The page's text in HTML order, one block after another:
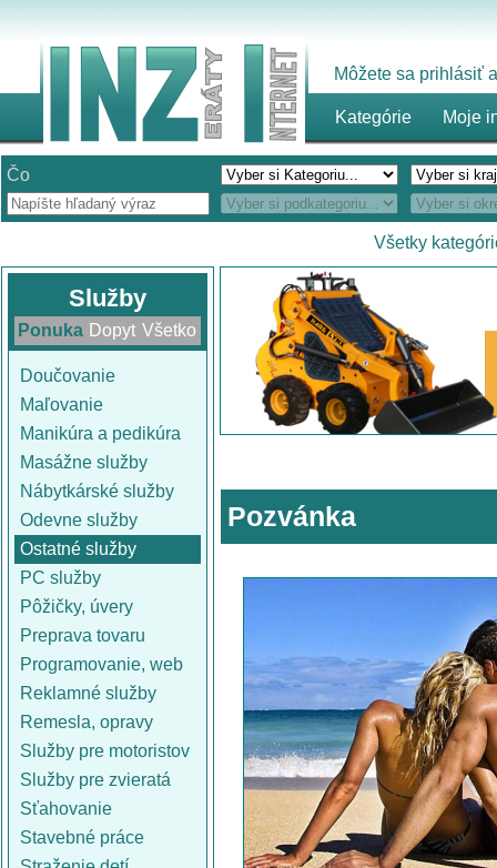
Môžete sa prihlásiť
Kategórie Moje
Čo
Všetky
Služby
Ponuka Dopyt Všetko
Doučovanie
Maľovanie
Manikúra a pedikúra
Masážne služby
Nábytkárské služby
Odevne služby
Ostatné služby
PC služby
Pôžičky, úvery
Preprava tovaru
Programovanie, web
Reklamné služby
Remesla, opravy
Služby pre motoristov
Služby pre zvieratá
Sťahovanie
Stavebné práce
Pozvánka